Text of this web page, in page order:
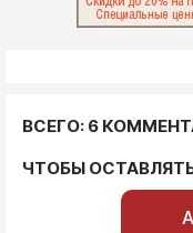
ВСЕГО: 6
ЧТОБЫ